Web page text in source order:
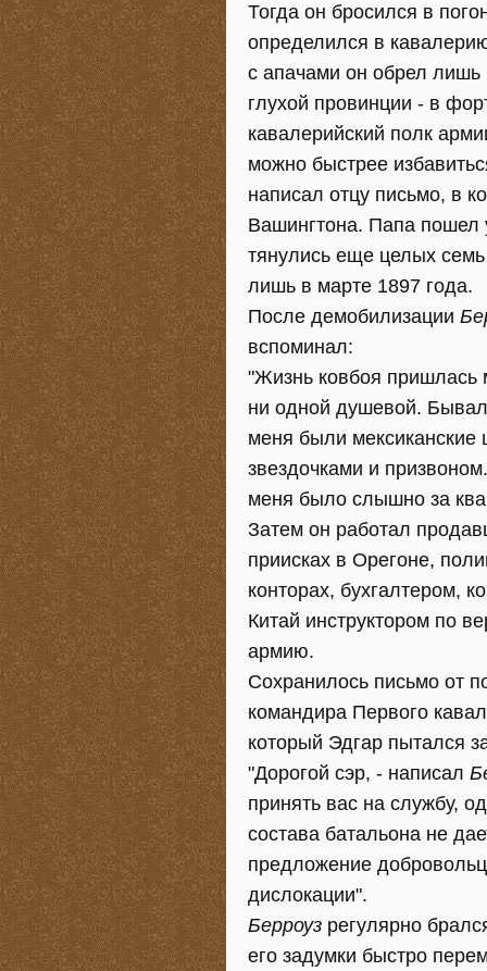
Тогда он бросился в
определился в
с апачами он обрел лишь
глухой провинции - в
кавалерийский полк
можно быстрее
написал отцу письмо, в
Вашингтона. Папа пошел
тянулись еще целых
лишь в марте 1897 года.
После демобилизации
вспоминал:
"Жизнь ковбоя пришлась
ни одной душевой.
меня были
звездочками и
меня было слышно за
Затем он работал
приисках в Орегоне,
конторах, бухгалтером,
Китай инструктором по
армию.
Сохранилось письмо от
командира Первого
который Эдгар пытался
"Дорогой сэр, - написал
принять вас на службу,
состава батальона не
предложение
дислокации".
Берроуз регулярно
его задумки быстро